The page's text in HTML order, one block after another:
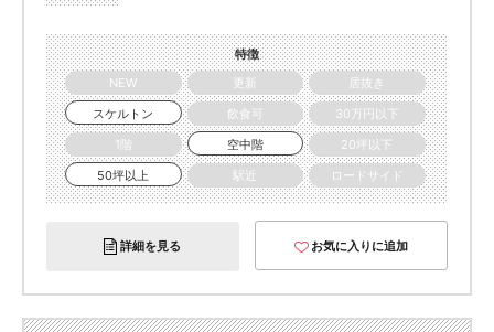
特徴
NEW
更新
居抜き
スケルトン
飲食可
30万円以下
1階
空中階
20坪以下
50坪以上
駅近 ロードサイド
詳細を見る お気に入りに追加